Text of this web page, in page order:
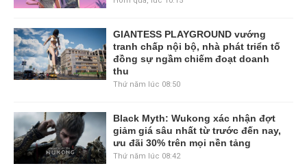
GIANTESS PLAYGROUND vướng
tranh chấp nội bộ, nhà phát triển tố
đồng sự ngầm chiếm đoạt doanh
thu
Thứ năm lúc 08:50
Black Myth: Wukong xác nhận đợt
giảm giá sâu nhất từ trước đến nay,
ưu đãi 30% trên mọi nền tảng
Thứ năm lúc 08:42